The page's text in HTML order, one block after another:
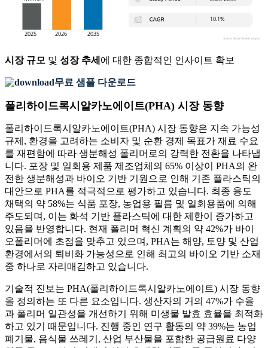
시장 규모 및 성장 추세 에 대한 종합적인 인사이트 확보
무료 샘플 다운로드
폴리하이드록시알카노에이트(PHA) 시장 동향
폴리하이드록시알카노에이트(PHA) 시장 동향은 지속 가능성
규제, 환경을 고려하는 소비자 및 순환 경제 목표가 재료 수요
를 재편함에 따라 생분해성 폴리머로의 강력한 전환을 나타냅
니다. 포장 및 일회용 제품 제조업체의 65% 이상이 PHA의 완
전한 생분해성과 바이오 기반 기원으로 인해 기존 플라스틱의
대안으로 PHA를 적극적으로 평가하고 있습니다. 최종 용도
채택의 약 58%는 식품 포장, 농업용 필름 및 일회용품에 의해
주도되며, 이는 화석 기반 플라스틱에 대한 제한이 증가하고
있음을 반영합니다. 현재 폴리머 혁신 계획의 약 42%가 바이
오폴리머에 초점을 맞추고 있으며, PHA는 해양, 토양 및 산업
환경에서의 퇴비화 가능성으로 인해 최고의 바이오 기반 소재
중 하나로 자리매김하고 있습니다.
기술적 진보는 PHA(폴리하이드록시알카노에이트) 시장 동향
을 정의하는 또 다른 요소입니다. 생산자의 거의 47%가 수율
과 폴리머 일관성을 개선하기 위해 미생물 발효 효율을 최적화
하고 있기 때문입니다. 진행 중인 연구 활동의 약 39%는 농업
폐기물, 음식물 쓰레기, 산업 부산물을 포함한 공급원료 다양